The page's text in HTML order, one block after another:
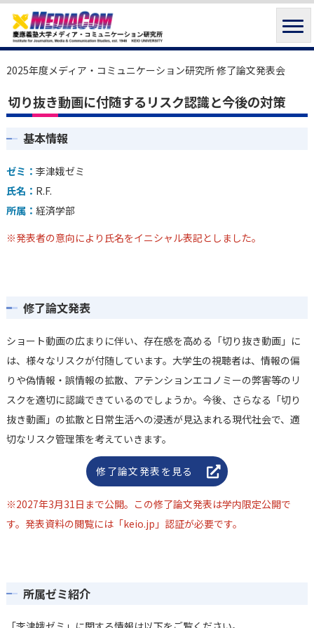
2025年度メディア・コミュニケーション研究所 修了論文発表会
切り抜き動画に付随するリスク認識と今後の対策
基本情報
ゼミ： 李津娥ゼミ
氏名： R.F.
所属： 経済学部
※発表者の意向により氏名をイニシャル表記としました。
修了論文発表
ショート動画の広まりに伴い、存在感を高める「切り抜き動画」に
は、様々なリスクが付随しています。大学生の視聴者は、情報の偏
りや偽情報・誤情報の拡散、アテンションエコノミーの弊害等のリ
スクを適切に認識できているのでしょうか。今後、さらなる「切り
抜き動画」の拡散と日常生活への浸透が見込まれる現代社会で、適
切なリスク管理策を考えていきます。
修了論文発表を見る
※2027年3月31日まで公開。この修了論文発表は学内限定公開で
す。発表資料の閲覧には「keio.jp」認証が必要です。
所属ゼミ紹介